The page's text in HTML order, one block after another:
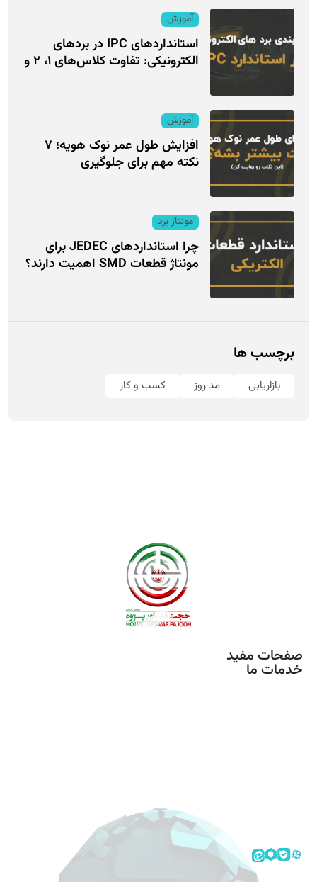
آموزش
استانداردهای IPC در بردهای
الکترونیکی: تفاوت کلاس‌های ۱، ۲ و
آموزش
افزایش طول عمر نوک هویه؛ ۷
نکته مهم برای جلوگیری
مونتاژ برد
چرا استانداردهای JEDEC برای
مونتاژ قطعات SMD اهمیت دارند؟
برچسب ها
بازاریابی مد روز کسب و کار
صفحات مفید
خدمات ما